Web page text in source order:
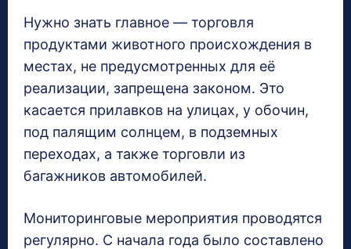
Нужно знать главное — торговля
продуктами животного происхождения в
местах, не предусмотренных для её
реализации, запрещена законом. Это
касается прилавков на улицах, у обочин,
под палящим солнцем, в подземных
переходах, а также торговли из
багажников автомобилей.
Мониторинговые мероприятия проводятся
регулярно. С начала года было составлено